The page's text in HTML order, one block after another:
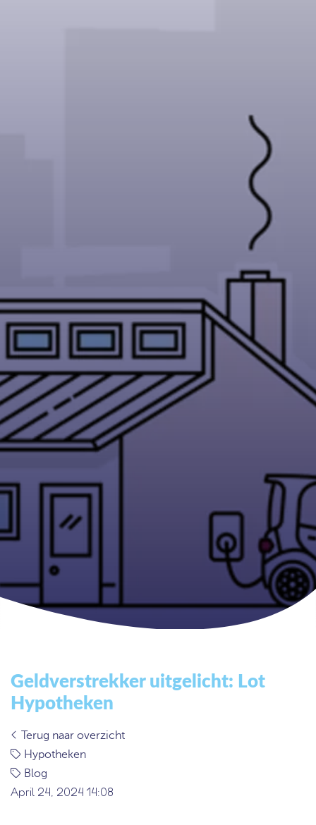
Geldverstrekker uitgelicht: Lot
Hypotheken
Terug naar overzicht
Hypotheken
Blog
April 24, 2024 14:08